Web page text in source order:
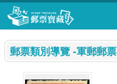
跳到主要內容區塊
郵票類別導覽 -軍郵郵票